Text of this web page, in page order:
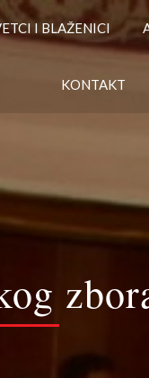
I BLAŽENICI
KONTAKT